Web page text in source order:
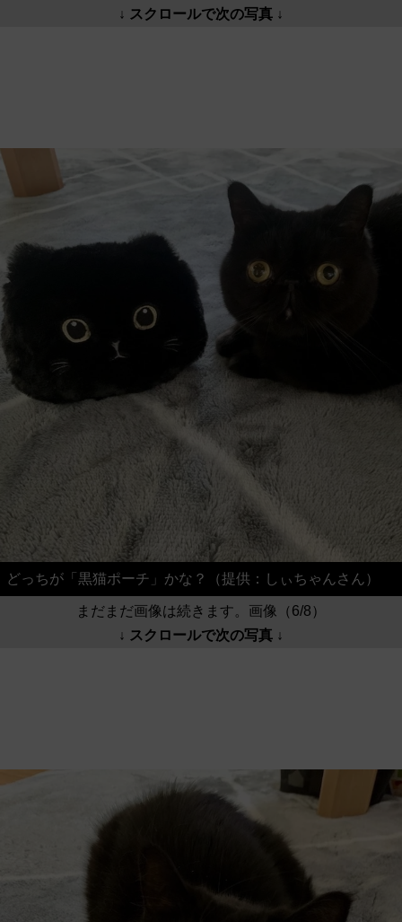
↓ スクロールで次の写真 ↓
どっちが「黒猫ポーチ」かな？（提供：しぃちゃんさん）
まだまだ画像は続きます。画像（6/8）
↓ スクロールで次の写真 ↓